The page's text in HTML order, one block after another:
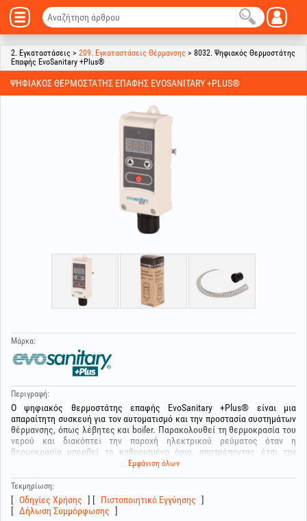
2. Εγκαταστάσεις > 209. Εγκαταστάσεις Θέρμανσης > 8032. Ψηφιακός Θερμοστάτης
Επαφής EvoSanitary +Plus®
ΨΗΦΙΑΚΌΣ ΘΕΡΜΟΣΤΆΤΗΣ ΕΠΑΦΉΣ EVOSANITARY +PLUS®
Μάρκα:
Περιγραφή:
Ο ψηφιακός θερμοστάτης επαφής EvoSanitary +Plus® είναι μια
απαραίτητη συσκευή για τον αυτοματισμό και την προστασία συστημάτων
θέρμανσης, όπως λέβητες και boiler. Παρακολουθεί τη θερμοκρασία του
νερού και διακόπτει την παροχή ηλεκτρικού ρεύματος όταν η
θερμοκρασία υπερβεί το καθορισμένο όριο, αποτρέποντας έτσι την
υπερθέρμανση και τυχόν βλάβες του εξοπλισμού.
αποθήκευση βενζίνης και πετρελαίου κίνησης, σύμφωνα με το ADR και τα
ισχύοντα ευρωπαϊκά πρότυπα
Εμφάνιση όλων
Τεκμηρίωση:
Οδηγίες Χρήσης
Πιστοποιητικό Εγγύησης
Δήλωση Συμμόρφωσης